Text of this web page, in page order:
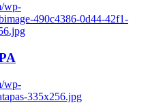
wp-
490c4386-0d44-42f1-
wp-
335x256.jpg